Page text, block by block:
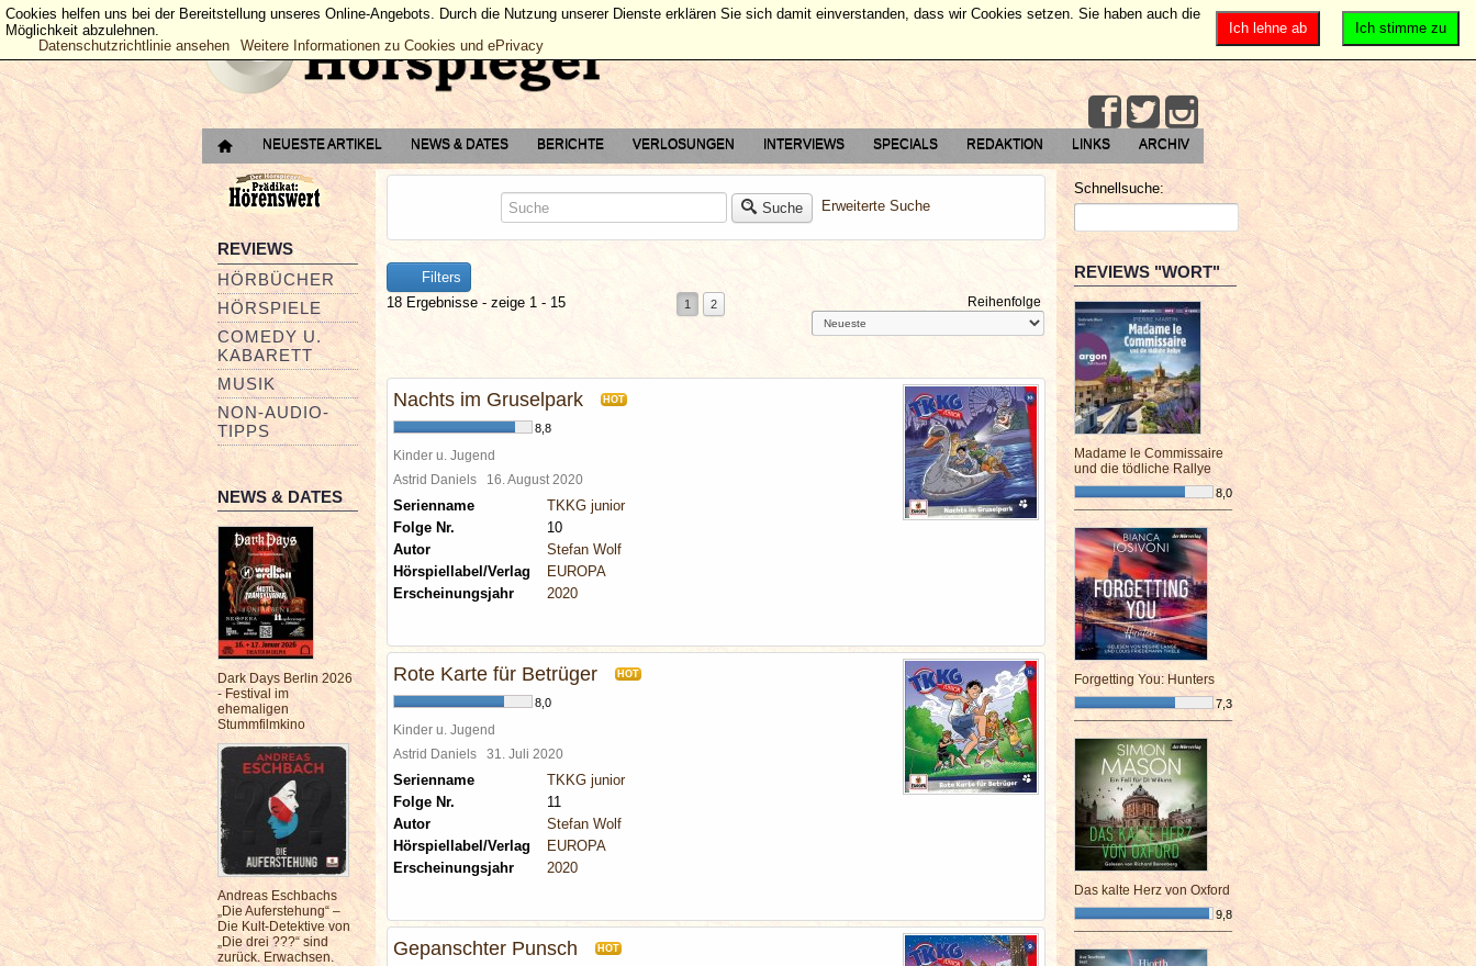
NEUESTE ARTIKEL NEWS & DATES BERICHTE VERLOSUNGEN INTERVIEWS SPECIALS REDAKTION LINKS ARCHIV
REVIEWS
HÖRBÜCHER
HÖRSPIELE
COMEDY U.
KABARETT
MUSIK
NON-AUDIO-
TIPPS
NEWS & DATES
Dark Days Berlin 2026
- Festival im
ehemaligen
Stummfilmkino
Andreas Eschbachs
„Die Auferstehung“ –
Die Kult-Detektive von
„Die drei ???“ sind
zurück. Erwachsen.
Suche Erweiterte Suche
Filters
18 Ergebnisse - zeige 1 - 15
1 2 Reihenfolge
Nachts im Gruselpark HOT
8,8
Kinder u. Jugend
Astrid Daniels 16. August 2020
Serienname
TKKG junior
Folge Nr.
10
Autor
Stefan Wolf
Hörspiellabel/Verlag
EUROPA
Erscheinungsjahr
2020
Rote Karte für Betrüger HOT
8,0
Kinder u. Jugend
Astrid Daniels 31. Juli 2020
Serienname
TKKG junior
Folge Nr.
11
Autor
Stefan Wolf
Hörspiellabel/Verlag
EUROPA
Erscheinungsjahr
2020
Gepanschter Punsch HOT
Schnellsuche:
REVIEWS "WORT"
Madame le Commissaire
und die tödliche Rallye
8,0
¯¯¯¯¯¯¯¯¯¯¯¯¯¯¯¯¯¯¯¯¯¯¯¯
Forgetting You: Hunters
7,3
¯¯¯¯¯¯¯¯¯¯¯¯¯¯¯¯¯¯¯¯¯¯¯¯
Das kalte Herz von Oxford
9,8
¯¯¯¯¯¯¯¯¯¯¯¯¯¯¯¯¯¯¯¯¯¯¯¯
Ich stimme zu
Ich lehne ab
Cookies helfen uns bei der Bereitstellung unseres Online-Angebots. Durch die Nutzung unserer Dienste erklären Sie sich damit einverstanden, dass wir Cookies setzen. Sie haben auch die
Möglichkeit abzulehnen.
Datenschutzrichtlinie ansehen
Weitere Informationen zu Cookies und ePrivacy